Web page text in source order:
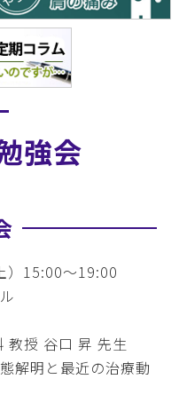
強会
15:00～19:00
教授 谷口 昇 先生
解明と最近の治療動